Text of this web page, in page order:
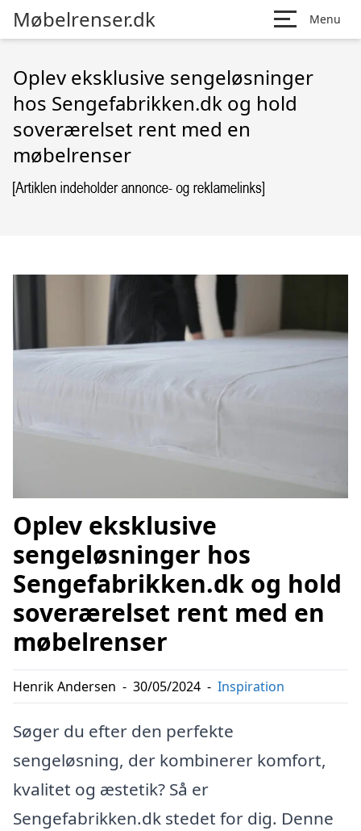
Møbelrenser.dk Menu
Oplev eksklusive sengeløsninger
hos Sengefabrikken.dk og hold
soverærelset rent med en
møbelrenser
Oplev eksklusive
sengeløsninger hos
Sengefabrikken.dk og hold
soverærelset rent med en
møbelrenser
Henrik Andersen - 30/05/2024 - Inspiration
Søger du efter den perfekte
sengeløsning, der kombinerer komfort,
kvalitet og æstetik? Så er
Sengefabrikken.dk stedet for dig. Denne